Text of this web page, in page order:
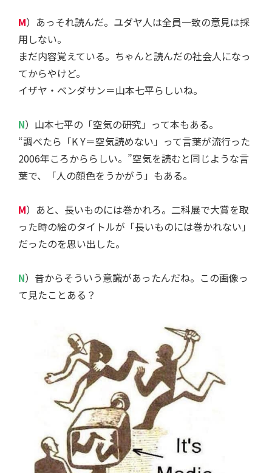
M）あっそれ読んだ。ユダヤ人は全員一致の意見は採
用しない。
まだ内容覚えている。ちゃんと読んだの社会人になっ
てからやけど。
イザヤ・ベンダサン＝山本七平らしいね。
N）山本七平の「空気の研究」って本もある。
“調べたら「K Y＝空気読めない」って言葉が流行った
2006年ころかららしい。”空気を読むと同じような言
葉で、「人の顔色をうかがう」もある。
M）あと、長いものには巻かれろ。二科展で大賞を取
った時の絵のタイトルが「長いものには巻かれない」
だったのを思い出した。
N）昔からそういう意識があったんだね。この画像っ
て見たことある？